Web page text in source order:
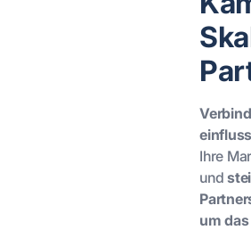
Ihre
und
um